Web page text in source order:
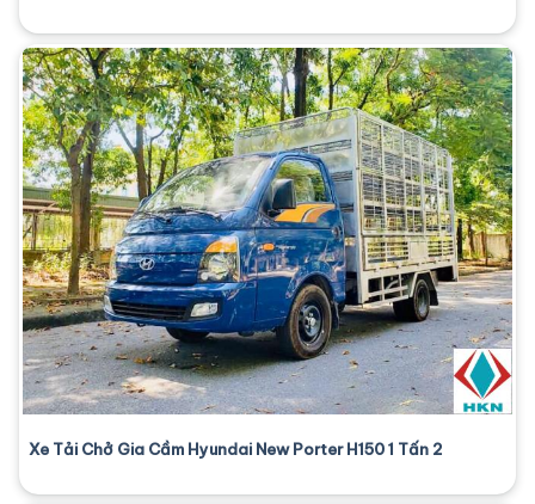
Xe Tải Chở Gia Cầm Hyundai New Porter H150 1 Tấn 2